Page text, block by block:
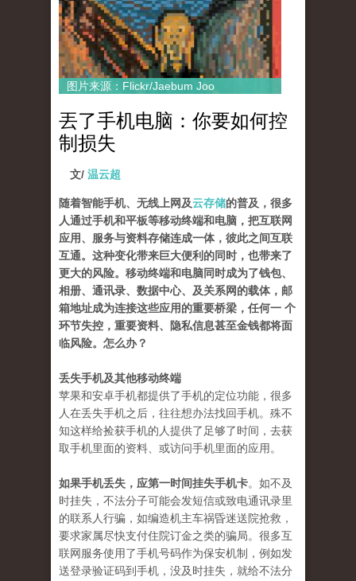
图片来源：Flickr/Jaebum Joo
丟了手机电脑：你要如何控
制损失
文/ 温云超
随着智能手机、无线上网及云存储的普及，很多
人通过手机和平板等移动终端和电脑，把互联网
应用、服务与资料存储连成一体，彼此之间互联
互通。这种变化带来巨大便利的同时，也带来了
更大的风险。移动终端和电脑同时成为了钱包、
相册、通讯录、数据中心、及关系网的载体，邮
箱地址成为连接这些应用的重要桥梁，任何一 个
环节失控，重要资料、隐私信息甚至金钱都将面
临风险。怎么办？
丢失手机及其他移动终端
苹果和安卓手机都提供了手机的定位功能，很多
人在丢失手机之后，往往想办法找回手机。殊不
知这样给捡获手机的人提供了足够了时间，去获
取手机里面的资料、或访问手机里面的应用。
如果手机丢失，应第一时间挂失手机卡。如不及
时挂失，不法分子可能会发短信或致电通讯录里
的联系人行骗，如编造机主车祸昏迷送院抢救，
要求家属尽快支付住院订金之类的骗局。很多互
联网服务使用了手机号码作为保安机制，例如发
送登录验证码到手机，没及时挂失，就给不法分